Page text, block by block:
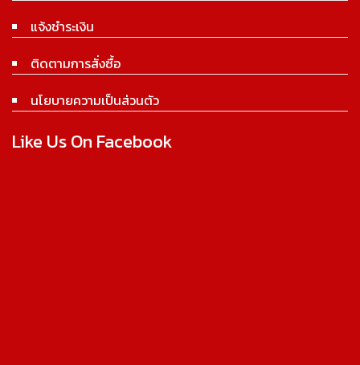
แจ้งชำระเงิน
ติดตามการสั่งซื้อ
นโยบายความเป็นส่วนตัว
Like Us On Facebook